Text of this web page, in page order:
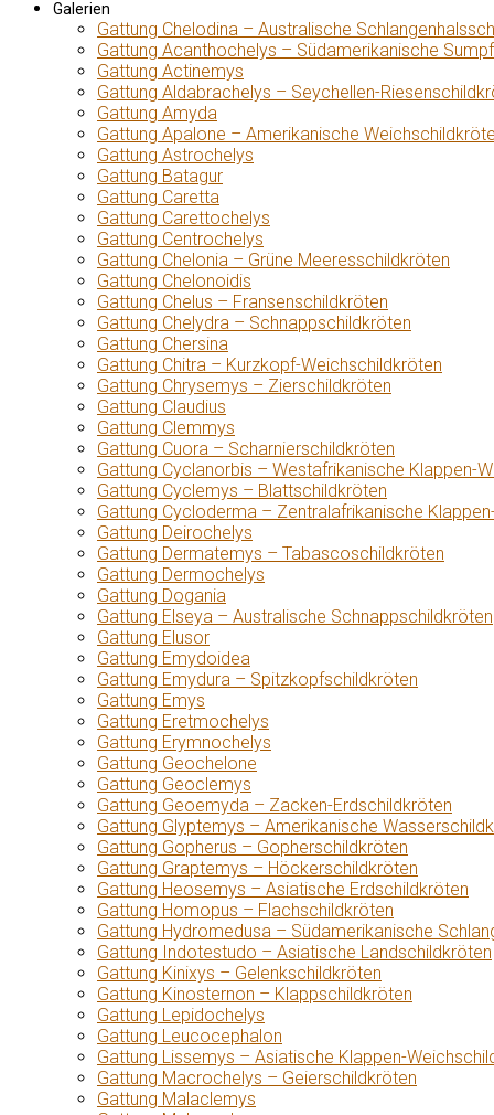
Galerien
Gattung Chelodina – Australische
Gattung Acanthochelys – Südamerikanische
Gattung Actinemys
Gattung Aldabrachelys – Seychellen-
Gattung Amyda
Gattung Apalone – Amerikanische
Gattung Astrochelys
Gattung Batagur
Gattung Caretta
Gattung Carettochelys
Gattung Centrochelys
Gattung Chelonia – Grüne Meeresschildkröten
Gattung Chelonoidis
Gattung Chelus – Fransenschildkröten
Gattung Chelydra – Schnappschildkröten
Gattung Chersina
Gattung Chitra – Kurzkopf-Weichschildkröten
Gattung Chrysemys – Zierschildkröten
Gattung Claudius
Gattung Clemmys
Gattung Cuora – Scharnierschildkröten
Gattung Cyclanorbis – Westafrikanische Klappen-
Gattung Cyclemys – Blattschildkröten
Gattung Cycloderma – Zentralafrikanische
Gattung Deirochelys
Gattung Dermatemys – Tabascoschildkröten
Gattung Dermochelys
Gattung Dogania
Gattung Elseya – Australische Schnappschildkröten
Gattung Elusor
Gattung Emydoidea
Gattung Emydura – Spitzkopfschildkröten
Gattung Emys
Gattung Eretmochelys
Gattung Erymnochelys
Gattung Geochelone
Gattung Geoclemys
Gattung Geoemyda – Zacken-Erdschildkröten
Gattung Glyptemys – Amerikanische
Gattung Gopherus – Gopherschildkröten
Gattung Graptemys – Höckerschildkröten
Gattung Heosemys – Asiatische Erdschildkröten
Gattung Homopus – Flachschildkröten
Gattung Hydromedusa – Südamerikanische
Gattung Indotestudo – Asiatische Landschildkröten
Gattung Kinixys – Gelenkschildkröten
Gattung Kinosternon – Klappschildkröten
Gattung Lepidochelys
Gattung Leucocephalon
Gattung Lissemys – Asiatische Klappen-
Gattung Macrochelys – Geierschildkröten
Gattung Malaclemys